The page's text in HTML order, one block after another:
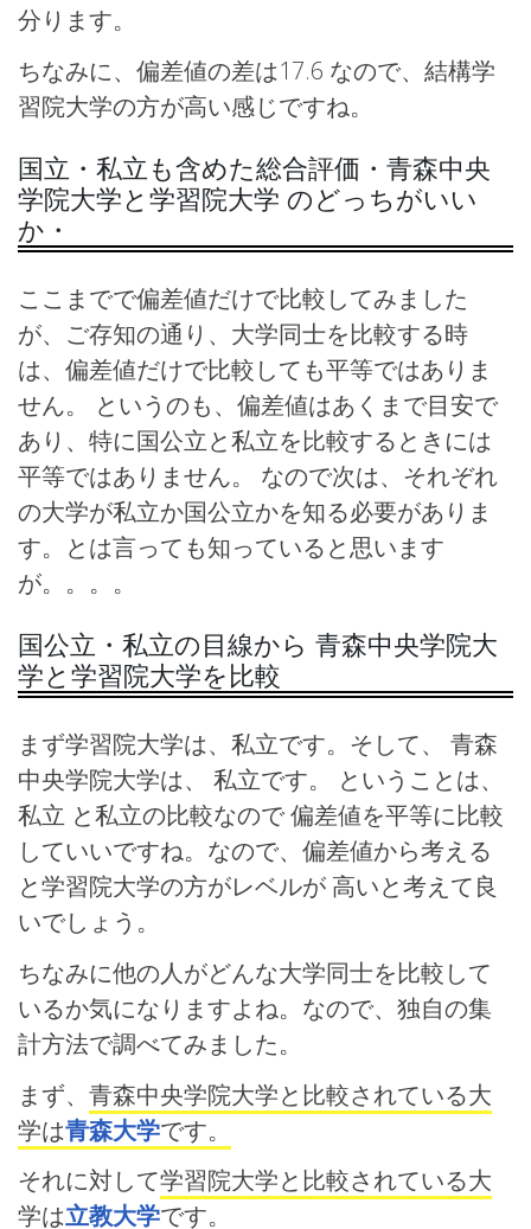
分ります。
ちなみに、偏差値の差は17.6 なので、結構学
習院大学の方が高い感じですね。
国立・私立も含めた総合評価・青森中央
学院大学と学習院大学 のどっちがいい
か・
ここまでで偏差値だけで比較してみました
が、ご存知の通り、大学同士を比較する時
は、偏差値だけで比較しても平等ではありま
せん。 というのも、偏差値はあくまで目安で
あり、特に国公立と私立を比較するときには
平等ではありません。 なので次は、それぞれ
の大学が私立か国公立かを知る必要がありま
す。とは言っても知っていると思います
が。。。。
国公立・私立の目線から 青森中央学院大
学と学習院大学を比較
まず学習院大学は、私立です。そして、 青森
中央学院大学は、 私立です。 ということは、
私立 と私立の比較なので 偏差値を平等に比較
していいですね。なので、偏差値から考える
と学習院大学の方がレベルが 高いと考えて良
いでしょう。
ちなみに他の人がどんな大学同士を比較して
いるか気になりますよね。なので、独自の集
計方法で調べてみました。
まず、 青森中央学院大学と比較されている大
学は青森大学です。
それに対して学習院大学と比較されている大
学は立教大学です。